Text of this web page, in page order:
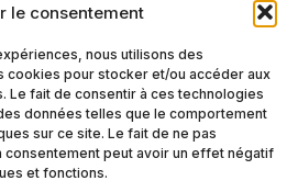
le consentement
nous utilisons des
cookies pour stocker et/ou accéder aux
Le fait de consentir à ces technologies
données telles que le comportement
sur ce site. Le fait de ne pas
peut avoir un effet négatif
et fonctions.
et
(CA)